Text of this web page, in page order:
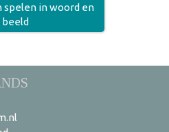
spelen in woord en
beeld